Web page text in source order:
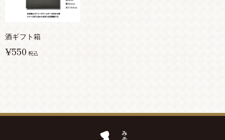
酒ギフト箱
¥550 税込